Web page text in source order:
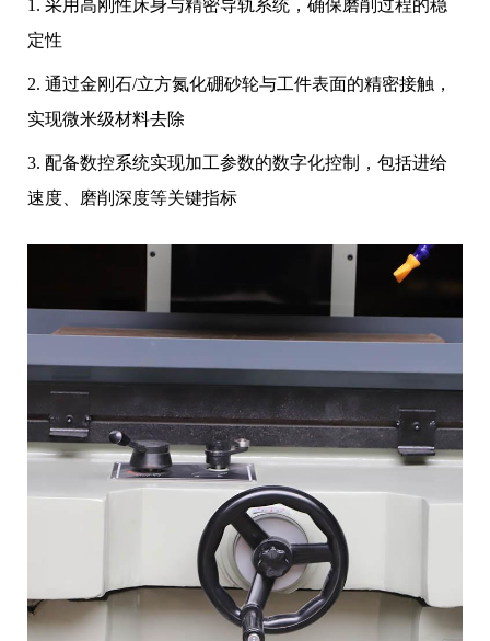
1. 采用高刚性床身与精密导轨系统，确保磨削过程的稳
定性
2. 通过金刚石/立方氮化硼砂轮与工件表面的精密接触，
实现微米级材料去除
3. 配备数控系统实现加工参数的数字化控制，包括进给
速度、磨削深度等关键指标